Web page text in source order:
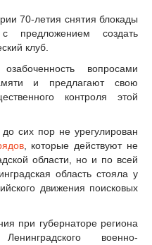
70-летия снятия блокады
создать
клуб.
вопросами
и предлагают свою
контроля этой
сих пор не урегулирован
, которые действуют не
области, но и по всей
область стояла у
движения поисковых
при губернаторе региона
военно-